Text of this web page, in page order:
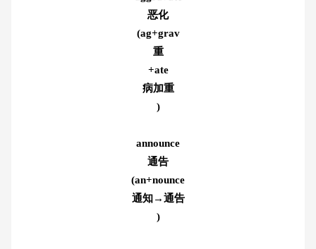
恶化
(ag+grav
重
+ate
病加重
)
announce
通告
(an+nounce
通知→通告
)